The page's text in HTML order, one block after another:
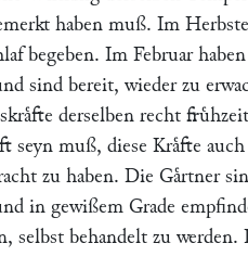
haben muß. Im
begeben. Im Februar
sind bereit, wieder zu
derselben recht
seyn muß, diese Kraͤfte
zu haben. Die Gaͤrtner
in gewißem Grade
selbst behandelt zu